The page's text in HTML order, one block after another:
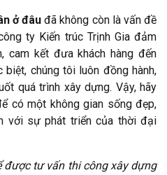
ở đâu đã không còn là vấn đề
ty Kiến trúc Trịnh Gia đảm
cam kết đưa khách hàng đến
chúng tôi luôn đồng hành,
quá trình xây dựng. Vậy, hãy
có một không gian sống đẹp,
với sự phát triển của thời đại
được tư vấn thi công xây dựng